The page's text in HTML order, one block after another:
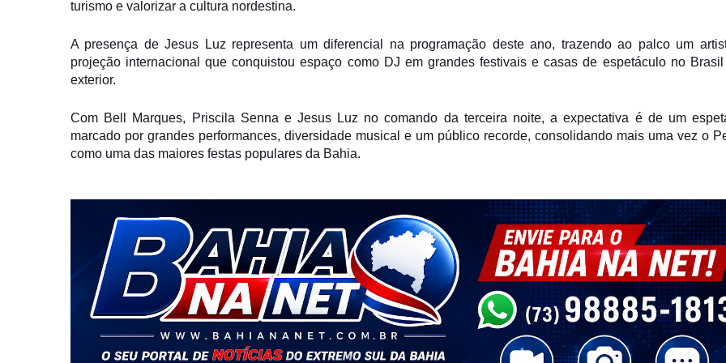
turismo e valorizar a cultura nordestina.
A presença de Jesus Luz representa um diferencial na programação deste ano, trazendo ao palco um
projeção internacional que conquistou espaço como DJ em grandes festivais e casas de espetáculo no
exterior.
Com Bell Marques, Priscila Senna e Jesus Luz no comando da terceira noite, a expectativa é de um
marcado por grandes performances, diversidade musical e um público recorde, consolidando mais uma vez o
como uma das maiores festas populares da Bahia.